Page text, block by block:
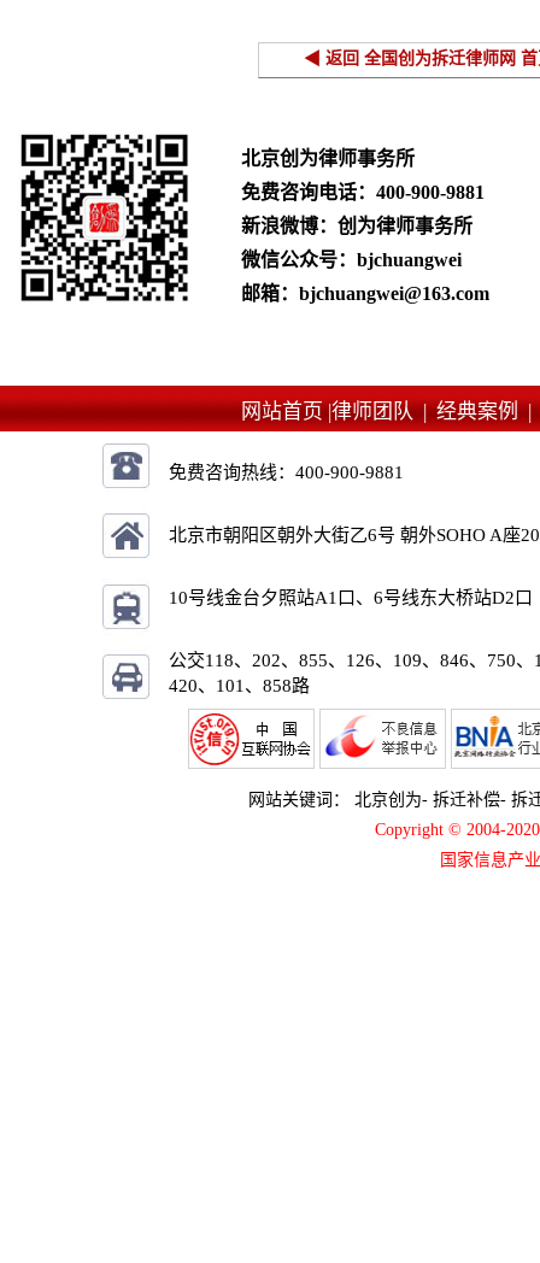
◀ 返回 全国创为拆迁律师网
北京创为律师事务所
免费咨询电话： 400-900-9881
新浪微博：创为律师事务所
微信公众号：bjchuangwei
邮箱：bjchuangwei@163.com
网站首页 |律师团队 |经典案例
免费咨询热线：400-900-9881
北京市朝阳区朝外大街乙6号 朝外SOHO A座
10号线金台夕照站A1口、6号线东大桥站D2口
公交118、202、855、126、109、846、750、
420、101、858路
网站关键词： 北京创为- 拆迁补偿- 拆
Copyright © 2004-
国家信息产